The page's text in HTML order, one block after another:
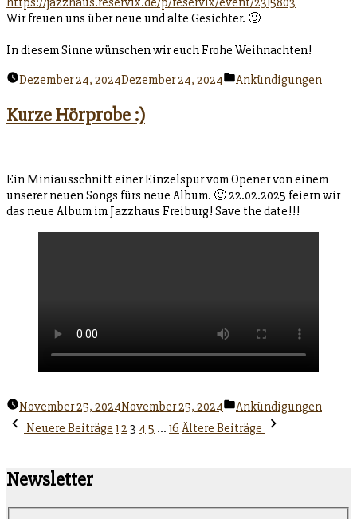
Wir freuen uns über neue und alte Gesichter. 🙂
In diesem Sinne wünschen wir euch Frohe Weihnachten!
Dezember 24, 2024Dezember 24, 2024
Veröffentlicht
Ankündigungen
Kurze Hörprobe :)
Ein Miniausschnitt einer Einzelspur vom Opener von einem
unserer neuen Songs fürs neue Album. 🙂 22.02.2025 feiern wir
das neue Album im Jazzhaus Freiburg! Save the date!!!
November 25, 2024November 25, 2024
Veröffentlicht
unter
Ankündigungen
Seitennummerierung
Beiträge
Neuere Beiträge 1 2 3 4 5 … 16 Ältere Beiträge
Newsletter